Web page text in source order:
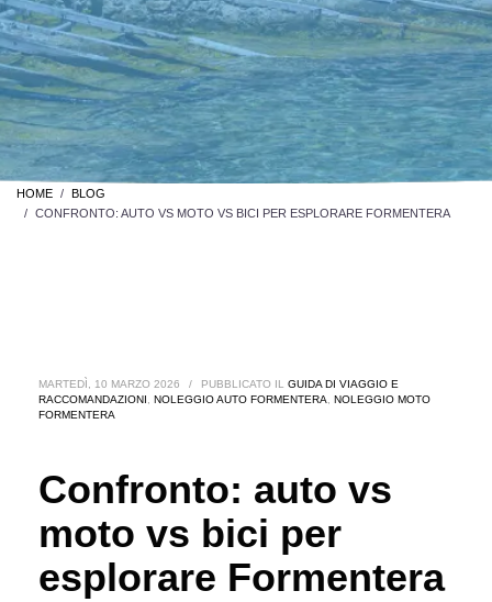
HOME
BLOG
CONFRONTO: AUTO VS MOTO VS BICI PER ESPLORARE FORMENTERA
MARTEDÌ, 10 MARZO 2026 / PUBBLICATO IL GUIDA DI VIAGGIO E
RACCOMANDAZIONI, NOLEGGIO AUTO FORMENTERA, NOLEGGIO MOTO
FORMENTERA
Confronto: auto vs
moto vs bici per
esplorare Formentera